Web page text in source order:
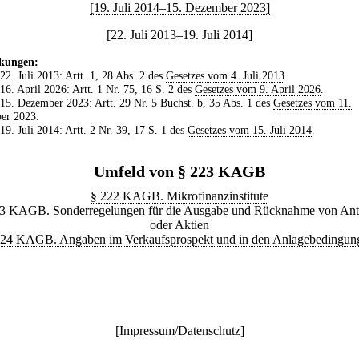
[19. Juli 2014–15. Dezember 2023]
[22. Juli 2013–19. Juli 2014]
Juli 2013: Artt. 1, 28 Abs. 2 des Gesetzes vom 4. Juli 2013.
April 2026: Artt. 1 Nr. 75, 16 S. 2 des Gesetzes vom 9. April 2026.
Dezember 2023: Artt. 29 Nr. 5 Buchst. b, 35 Abs. 1 des Gesetzes vom 11.
2023.
Juli 2014: Artt. 2 Nr. 39, 17 S. 1 des Gesetzes vom 15. Juli 2014.
Umfeld von § 223 KAGB
§ 222 KAGB. Mikrofinanzinstitute
KAGB. Sonderregelungen für die Ausgabe und Rücknahme von
oder Aktien
KAGB. Angaben im Verkaufsprospekt und in den
[Impressum/Datenschutz]